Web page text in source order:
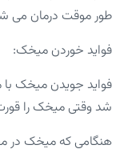
طور موقت درمان می
فواید خوردن میخک:
فواید جویدن میخک با
شد وقتی میخک را
هنگامی که میخک در